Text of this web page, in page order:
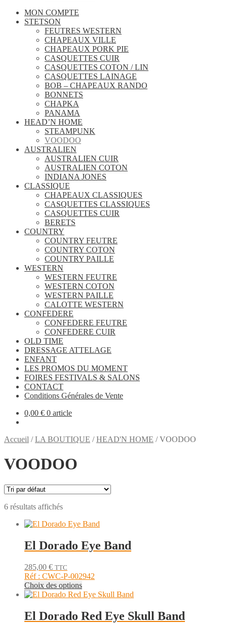
MON COMPTE
STETSON
FEUTRES WESTERN
CHAPEAUX VILLE
CHAPEAUX PORK PIE
CASQUETTES CUIR
CASQUETTES COTON / LIN
CASQUETTES LAINAGE
BOB – CHAPEAUX RANDO
BONNETS
CHAPKA
PANAMA
HEAD’N HOME
STEAMPUNK
VOODOO
AUSTRALIEN
AUSTRALIEN CUIR
AUSTRALIEN COTON
INDIANA JONES
CLASSIQUE
CHAPEAUX CLASSIQUES
CASQUETTES CLASSIQUES
CASQUETTES CUIR
BERETS
COUNTRY
COUNTRY FEUTRE
COUNTRY COTON
COUNTRY PAILLE
WESTERN
WESTERN FEUTRE
WESTERN COTON
WESTERN PAILLE
CALOTTE WESTERN
CONFEDERE
CONFEDERE FEUTRE
CONFEDERE CUIR
OLD TIME
DRESSAGE ATTELAGE
ENFANT
LES PROMOS DU MOMENT
FOIRES FESTIVALS & SALONS
CONTACT
Conditions Générales de Vente
0,00 € 0 article
Accueil /LA BOUTIQUE /HEAD'N HOME /VOODOO
VOODOO
6 résultats affichés
El Dorado Eye Band
285,00 € TTC
Réf : CWC-P-002942
Choix des optionsCe
produit
plusieurs
variations.
El Dorado Red Eye Skull Band